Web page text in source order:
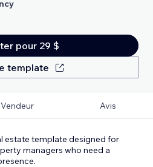
pour 29 $
template
Vendeur Avis
estate template designed for
managers who need a